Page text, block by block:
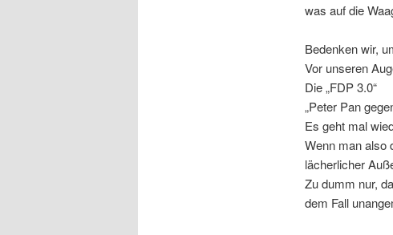
was auf die
Bedenken wir,
Vor unseren
Die „FDP 3.0“
„Peter Pan
Es geht mal
Wenn man also
lächerlicher
Zu dumm nur,
dem Fall